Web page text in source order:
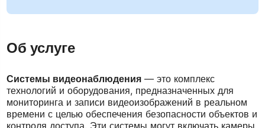
Об услуге
Системы видеонаблюдения — это комплекс
технологий и оборудования, предназначенных для
мониторинга и записи видеоизображений в реальном
времени с целью обеспечения безопасности объектов и
контроля доступа. Эти системы могут включать камеры